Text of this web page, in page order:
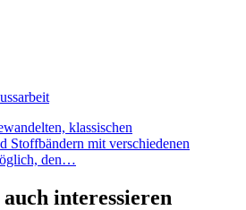
klassischen
Stoffbändern mit verschiedenen
den…
interessieren